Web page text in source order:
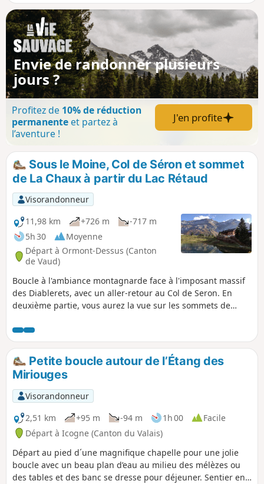
Envie de randonner plusieurs
jours ?
Profitez de 10% de réduction
permanenteet partez à
l’aventure !
J'en profite
Sous le Moine, Col de Séron et sommet
de La Chaux à partir du Lac Rétaud
Visorandonneur
11,98 km
+726 m
-717 m
5h 30
Moyenne
Départ à Ormont-Dessus (Canton
de Vaud)
Boucle à l'ambiance montagnarde face à l'imposant massif
des Diablerets, avec un aller-retour au Col de Seron. En
deuxième partie, vous aurez la vue sur les sommets de
son écrin, à admirer en fin de journée.
Petite boucle autour de l’Étang des
Miriouges
Visorandonneur
2,51 km
+95 m -94 m 1h 00
Facile
Départ à Icogne (Canton du Valais)
Départ au pied d´une magnifique chapelle pour une jolie
boucle avec un beau plan d’eau au milieu des mélèzes ou
des tables et des banc se dresse pour déjeuner. Sentier en